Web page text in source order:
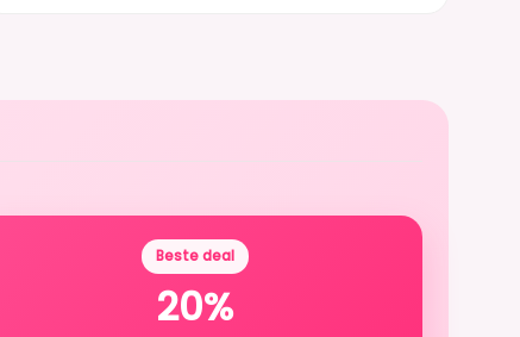
Beste deal
20%